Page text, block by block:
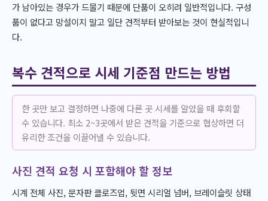
가 남아있는 경우가 드물기 때문에 단품이 오히려 일반적입니다. 구성
품이 없다고 망설이지 말고 일단 견적부터 받아보는 것이 현실적입니
다.
복수 견적으로 시세 기준점 만드는 방법
한 곳만 보고 결정하면 나중에 다른 곳 시세를 알았을 때 후회할
수 있습니다. 최소 2~3곳에서 받은 견적을 기준으로 협상하면 더
유리한 조건을 이끌어낼 수 있습니다.
사진 견적 요청 시 포함해야 할 정보
시계 전체 사진, 문자판 클로즈업, 뒷면 시리얼 넘버, 브레이슬릿 상태